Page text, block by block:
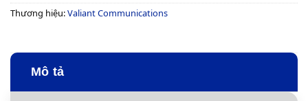
Thương hiệu:Valiant Communications
Mô tả